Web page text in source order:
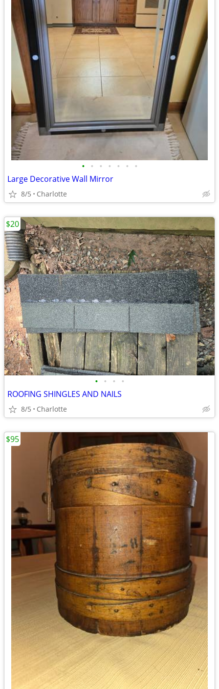
• • • • • • •
Large Decorative Wall Mirror
8/5 Charlotte
• • • •
ROOFING SHINGLES AND NAILS
8/5 Charlotte
$20
$95